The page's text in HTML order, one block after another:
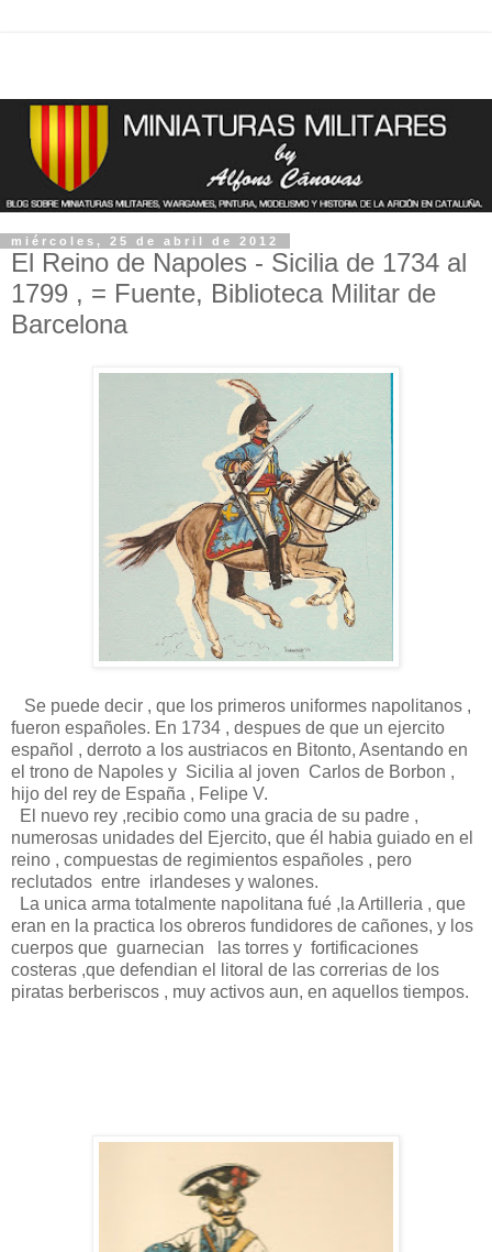
miércoles, 25 de abril de 2012
El Reino de Napoles - Sicilia de 1734 al
1799 , = Fuente, Biblioteca Militar de
Barcelona
Se puede decir , que los primeros uniformes napolitanos ,
fueron españoles. En 1734 , despues de que un ejercito
español , derroto a los austriacos en Bitonto, Asentando en
el trono de Napoles y Sicilia al joven Carlos de Borbon ,
hijo del rey de España , Felipe V.
El nuevo rey ,recibio como una gracia de su padre ,
numerosas unidades del Ejercito, que él habia guiado en el
reino , compuestas de regimientos españoles , pero
reclutados entre irlandeses y walones.
La unica arma totalmente napolitana fué ,la Artilleria , que
eran en la practica los obreros fundidores de cañones, y los
cuerpos que guarnecian las torres y fortificaciones
costeras ,que defendian el litoral de las correrias de los
piratas berberiscos , muy activos aun, en aquellos tiempos.